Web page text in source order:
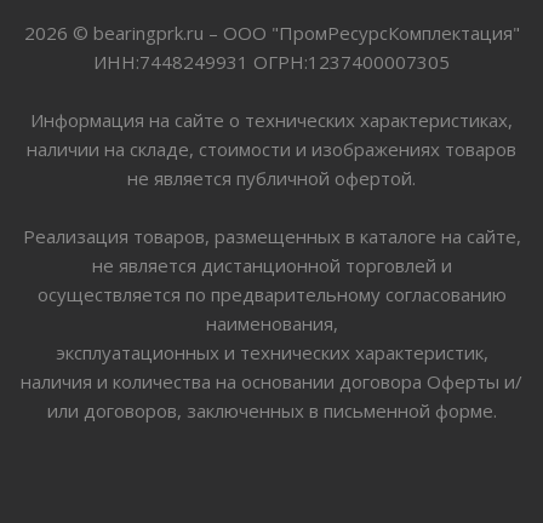
2026 © bearingprk.ru – ООО "ПромРесурсКомплектация"
ИНН:7448249931 ОГРН:1237400007305
Информация на сайте о технических характеристиках,
наличии на складе, стоимости и изображениях товаров
не является публичной офертой.
Реализация товаров, размещенных в каталоге на сайте,
не является дистанционной торговлей и
осуществляется по предварительному согласованию
наименования,
эксплуатационных и технических характеристик,
наличия и количества на основании договора Оферты и/
или договоров, заключенных в письменной форме.